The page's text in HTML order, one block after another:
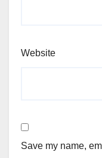
Website
Save my name,